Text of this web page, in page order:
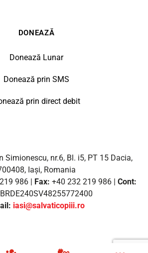
DONEAZĂ
Donează Lunar
Donează prin SMS
prin direct debit
Simionescu, nr.6, Bl. i5, PT 15 Dacia,
Iași, Romania
986 | Fax: +40 232 219 986 | Cont:
iasi@salvaticopiii.ro